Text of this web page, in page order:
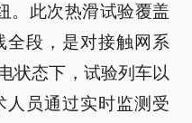
。此次热滑试验覆盖
全段，是对接触网系
状态下，试验列车以
人员通过实时监测受